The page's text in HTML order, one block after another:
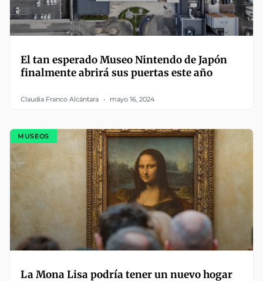
El tan esperado Museo Nintendo de Japón
finalmente abrirá sus puertas este año
Claudia Franco Alcántara mayo 16, 2024
MUSEOS
La Mona Lisa podría tener un nuevo hogar